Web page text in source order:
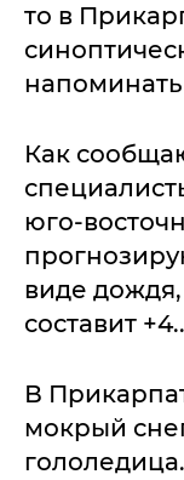
то в
Как
юго-
виде
составит
В
мокрый